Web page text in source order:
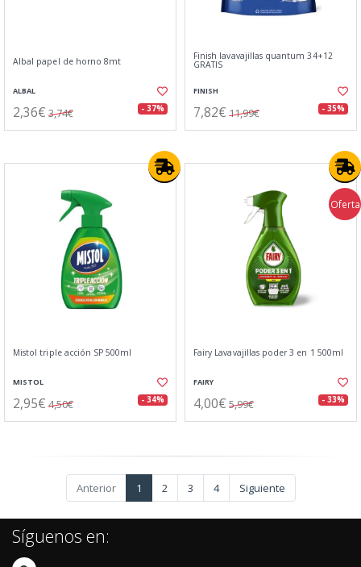
Albal papel de horno 8mt
ALBAL
2,36€ 3,74€ - 37%
Finish lavavajillas quantum 34+12
GRATIS
FINISH
7,82€ 11,99€ - 35%
Mistol triple acción SP 500ml
MISTOL
2,95€ 4,50€ - 34%
Oferta
Fairy Lavavajillas poder 3 en 1 500ml
FAIRY
4,00€ 5,99€ - 33%
Anterior 1 2 3 4 Siguiente
Síguenos en: